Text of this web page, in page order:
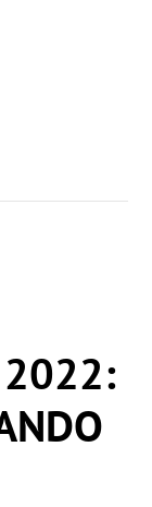
2022: